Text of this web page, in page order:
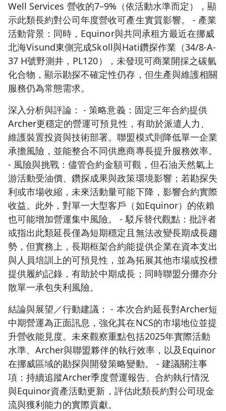
Well Services 營收的7–9%（依活動水準而定），顯
示此類長約對公司年度營收可產生實質影響。 - 產業
活動背景：同時，Equinor與共同承租方最近在挪威
北海Visund東側完成Skoll與Hati鑽探作業（34/8-A-
37 H號野測井，PL120），未發現可商業開採之碳氫
化合物，顯示勘探不確定性仍存，但生產與維護相關
服務仍為常態需求。
深入分析與評論： - 策略意義：固定三年合約提供
Archer更穩定的營運可預見性，有助於派遣人力、
維護裝置投資與技術部署。聯盟模式則降低單一企業
承擔風險，並能整合不同供應商專長提升服務效率。
- 風險與挑戰：儘管合約金額可觀，但石油天然氣上
游活動受油價、鑽探成果與政策環境影響；若勘探失
利或市場收縮，未來活動量可能下降，影響合約實際
收益。此外，對單一大型客戶（如Equinor）的依賴
也可能增加營運集中風險。 - 駁斥替代觀點：批評者
或指出此類延長僅為短期穩定且無法改變長期成長趨
勢，但實務上，長期框架合約能提供企業在資本支出
與人員培訓上的可預見性，並為拓展其他市場或投標
提供履約記錄，有助於中期成長；同時聯盟分攤亦分
散單一承包失利風險。
結論與展望／行動建議： - 本次合約延長對Archer短
中期營運為正面訊息，強化其在NCS的市場地位並提
升營收能見度。未來觀察重點包括2025年實際活動
水準、Archer與聯盟夥伴的執行效率，以及Equinor
在挪威區域的勘探與開發策略變動。 - 建議關注事
項：持續追蹤Archer季度營運報告、合約執行情況
與Equinor資產活動更新，評估此類長約對公司現金
流與獲利能力的實際貢獻。